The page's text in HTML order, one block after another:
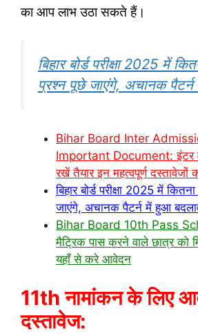
का आप लाभ उठा सकते हैं।
बिहार बोर्ड परीक्षा 2025 में
प्रश्न पूछे जाएंगे, अचानक
Bihar Board Inter
Important Document: इंटर
रखें तैयार इन महत्वपूर्ण दस्तावेजों
बिहार बोर्ड परीक्षा 2025 में
जाएंगे, अचानक पैटर्न में हुआ
Bihar Board 10th Pass
मैट्रिक पास करने वाले छात्र को
यहाँ से करे आवेदन
11th नामांकन के लिए
दस्तावेज: